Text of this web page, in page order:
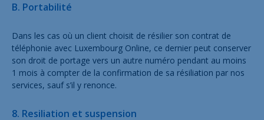
B. Portabilité
Dans les cas où un client choisit de résilier son contrat de
téléphonie avec Luxembourg Online, ce dernier peut conserver
son droit de portage vers un autre numéro pendant au moins
1 mois à compter de la confirmation de sa résiliation par nos
services, sauf s’il y renonce.
8. Resiliation et suspension